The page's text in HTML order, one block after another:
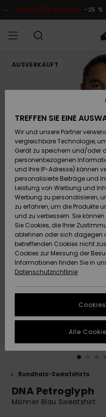
Produktinformation
RABATT -25 % zusätzlich
MÄNNER
Flip-
Surf
Snow
Flip-
Surf
Snow
FRAUEN
Shop
Snow
SURF
Surf
SNOW
DOPPELTER
RABATT
Outlet
HILFE & KONTAKT
Auf
um
Finden
NACHHALTIGKEIT
SHOPS
QUIKSILVER APP
WUNSCHLISTE
AUSVERKAUFT
Rundhals-Sweatshirts
DNA Petroglyph
Männer Blau Sweatshirt
TREFFEN SIE EINE
Wir und unsere Partner
vergleichbare Technologie,
Gerät zu speichern und/oder
personenbezogenen
und Ihre IP-Adresse) können
personalisierte Beiträge und
Leistung von Werbung und
Werbung zu personalisieren,
zu erfahren, um die Produkte
und zu verbessern. Sie
Sie Cookies, die Ihrer
ablehnen oder sich dagegen
betreffenden Cookies nicht
Cookies zur Messung der
Informationen finden Sie in
Datenschutzrichtlinie
Alle